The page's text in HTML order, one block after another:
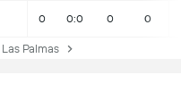
0 0:0 0 0
Palmas